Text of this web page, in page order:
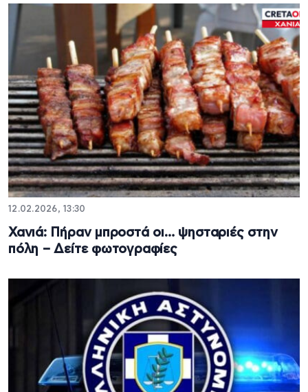
12.02.2026, 13:30
Χανιά: Πήραν μπροστά οι… ψησταριές στην
πόλη – Δείτε φωτογραφίες